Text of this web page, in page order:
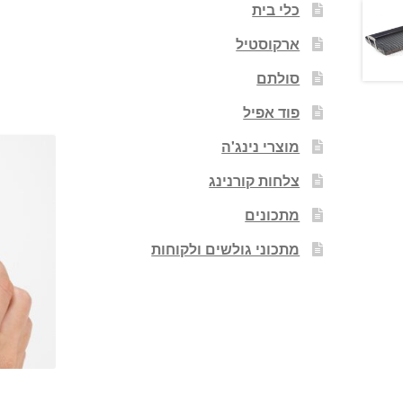
כלי בית
ארקוסטיל
סולתם
פוד אפיל
מוצרי נינג'ה
צלחות קורנינג
מתכונים
מתכוני גולשים ולקוחות